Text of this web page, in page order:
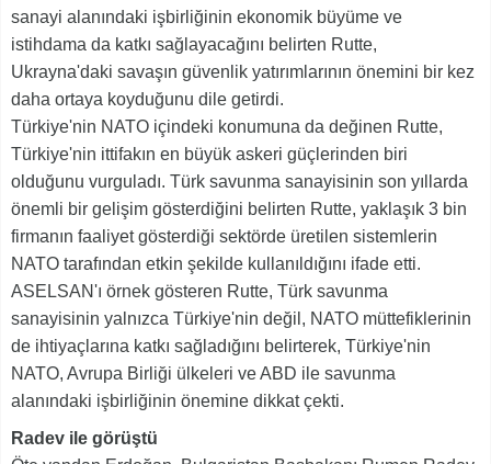
sanayi alanındaki işbirliğinin ekonomik büyüme ve
istihdama da katkı sağlayacağını belirten Rutte,
Ukrayna'daki savaşın güvenlik yatırımlarının önemini bir kez
daha ortaya koyduğunu dile getirdi.
Türkiye'nin NATO içindeki konumuna da değinen Rutte,
Türkiye'nin ittifakın en büyük askeri güçlerinden biri
olduğunu vurguladı. Türk savunma sanayisinin son yıllarda
önemli bir gelişim gösterdiğini belirten Rutte, yaklaşık 3 bin
firmanın faaliyet gösterdiği sektörde üretilen sistemlerin
NATO tarafından etkin şekilde kullanıldığını ifade etti.
ASELSAN'ı örnek gösteren Rutte, Türk savunma
sanayisinin yalnızca Türkiye'nin değil, NATO müttefiklerinin
de ihtiyaçlarına katkı sağladığını belirterek, Türkiye'nin
NATO, Avrupa Birliği ülkeleri ve ABD ile savunma
alanındaki işbirliğinin önemine dikkat çekti.
Radev ile görüştü